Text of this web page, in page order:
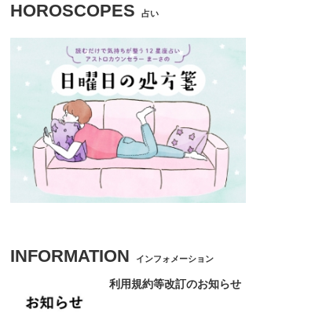
HOROSCOPES 占い
INFORMATION インフォメーション
利用規約等改訂のお知らせ